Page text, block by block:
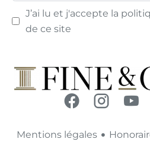
J’ai lu et j'accepte la
de ce site
Mentions légales